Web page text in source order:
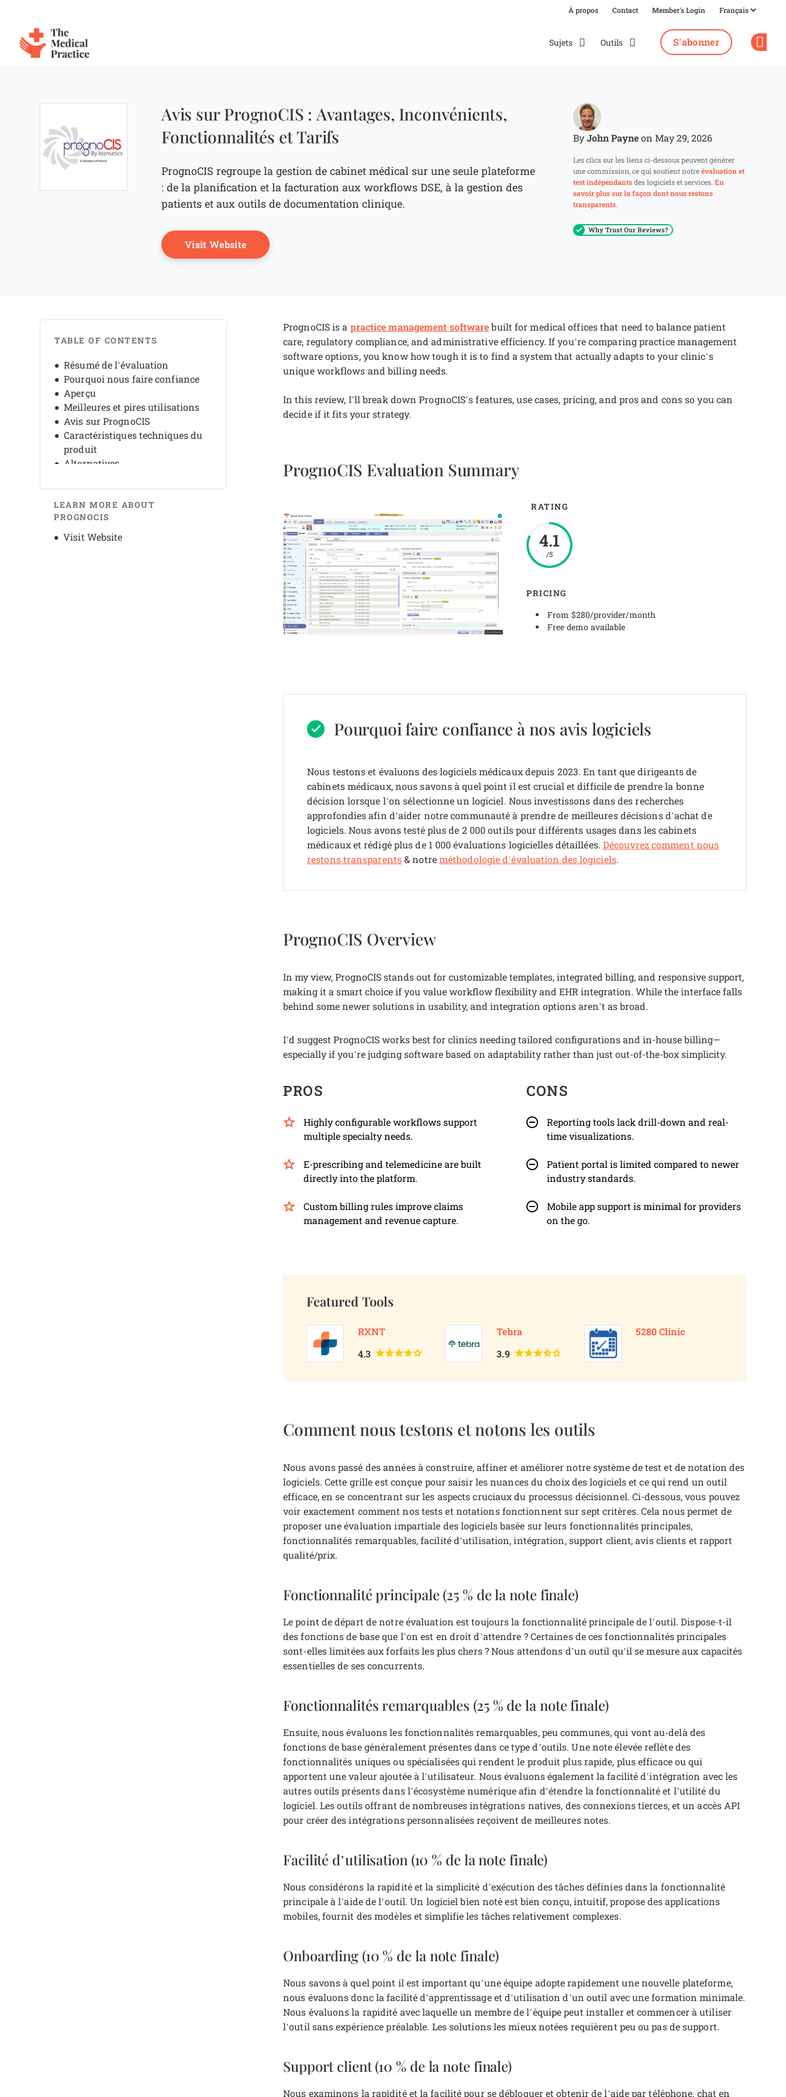
À propos Contact Member's Login
Sujets Outils S'abonner
Avis sur PrognoCIS : Avantages, Inconvénients,
Fonctionnalités et Tarifs
PrognoCIS regroupe la gestion de cabinet médical sur une seule plateforme
: de la planification et la facturation aux workflows DSE, à la gestion des
patients et aux outils de documentation clinique.
Visit WebsiteOpens New Window
ByJohn Payneon May 29, 2026
Les clics sur les liens ci-dessous peuvent générer
une commission, ce qui soutient notreévaluation et
test indépendantsdes logiciels et services. En
savoir plus sur la façon dont nous restons
transparents.
Why Trust Our Reviews?
TABLE OF CONTENTS
Résumé de l’évaluation
Pourquoi nous faire confiance
Aperçu
Meilleures et pires utilisations
Avis sur PrognoCIS
Caractéristiques techniques du
produit
Alternatives
Historique de l’entreprise
LEARN MORE ABOUT
PROGNOCIS
Visit Website
Opens new window
PrognoCIS is a practice management softwarebuilt for medical offices that need to balance patient
care, regulatory compliance, and administrative efficiency. If you’re comparing practice management
software options, you know how tough it is to find a system that actually adapts to your clinic’s
unique workflows and billing needs.
In this review, I’ll break down PrognoCIS’s features, use cases, pricing, and pros and cons so you can
decide if it fits your strategy.
PrognoCIS Evaluation Summary
RATING
4.1
/5
PRICING
From $280/provider/month
Free demo available
Pourquoi faire confiance à nos avis logiciels
Nous testons et évaluons des logiciels médicaux depuis 2023. En tant que dirigeants de
cabinets médicaux, nous savons à quel point il est crucial et difficile de prendre la bonne
décision lorsque l’on sélectionne un logiciel. Nous investissons dans des recherches
approfondies afin d’aider notre communauté à prendre de meilleures décisions d’achat de
logiciels. Nous avons testé plus de 2 000 outils pour différents usages dans les cabinets
médicaux et rédigé plus de 1 000 évaluations logicielles détaillées. Découvrez comment nous
restons transparents& notreméthodologie d’évaluation des logiciels.
PrognoCIS Overview
In my view, PrognoCIS stands out for customizable templates, integrated billing, and responsive support,
making it a smart choice if you value workflow flexibility and EHR integration. While the interface falls
behind some newer solutions in usability, and integration options aren’t as broad.
I’d suggest PrognoCIS works best for clinics needing tailored configurations and in-house billing—
especially if you’re judging software based on adaptability rather than just out-of-the-box simplicity.
PROS
Highly configurable workflows support
multiple specialty needs.
E-prescribing and telemedicine are built
directly into the platform.
Custom billing rules improve claims
management and revenue capture.
CONS
Reporting tools lack drill-down and real-
time visualizations.
Patient portal is limited compared to newer
industry standards.
Mobile app support is minimal for providers
on the go.
Featured Tools
RXNT
4.3
Tebra
3.9
5280 Clinic
Comment nous testons et notons les outils
Nous avons passé des années à construire, affiner et améliorer notre système de test et de notation des
logiciels. Cette grille est conçue pour saisir les nuances du choix des logiciels et ce qui rend un outil
efficace, en se concentrant sur les aspects cruciaux du processus décisionnel. Ci-dessous, vous pouvez
voir exactement comment nos tests et notations fonctionnent sur sept critères. Cela nous permet de
proposer une évaluation impartiale des logiciels basée sur leurs fonctionnalités principales,
fonctionnalités remarquables, facilité d’utilisation, intégration, support client, avis clients et rapport
qualité/prix.
Fonctionnalité principale (25 % de la note finale)
Le point de départ de notre évaluation est toujours la fonctionnalité principale de l’outil. Dispose-t-il
des fonctions de base que l’on est en droit d’attendre ? Certaines de ces fonctionnalités principales
sont-elles limitées aux forfaits les plus chers ? Nous attendons d’un outil qu’il se mesure aux capacités
essentielles de ses concurrents.
Fonctionnalités remarquables (25 % de la note finale)
Ensuite, nous évaluons les fonctionnalités remarquables, peu communes, qui vont au-delà des
fonctions de base généralement présentes dans ce type d’outils. Une note élevée reflète des
fonctionnalités uniques ou spécialisées qui rendent le produit plus rapide, plus efficace ou qui
apportent une valeur ajoutée à l’utilisateur. Nous évaluons également la facilité d’intégration avec les
autres outils présents dans l’écosystème numérique afin d’étendre la fonctionnalité et l’utilité du
logiciel. Les outils offrant de nombreuses intégrations natives, des connexions tierces, et un accès API
pour créer des intégrations personnalisées reçoivent de meilleures notes.
Facilité d’utilisation (10 % de la note finale)
Nous considérons la rapidité et la simplicité d’exécution des tâches définies dans la fonctionnalité
principale à l’aide de l’outil. Un logiciel bien noté est bien conçu, intuitif, propose des applications
mobiles, fournit des modèles et simplifie les tâches relativement complexes.
Onboarding (10 % de la note finale)
Nous savons à quel point il est important qu’une équipe adopte rapidement une nouvelle plateforme,
nous évaluons donc la facilité d’apprentissage et d’utilisation d’un outil avec une formation minimale.
Nous évaluons la rapidité avec laquelle un membre de l’équipe peut installer et commencer à utiliser
l’outil sans expérience préalable. Les solutions les mieux notées requièrent peu ou pas de support.
Support client (10 % de la note finale)
Nous examinons la rapidité et la facilité pour se débloquer et obtenir de l’aide par téléphone, chat en